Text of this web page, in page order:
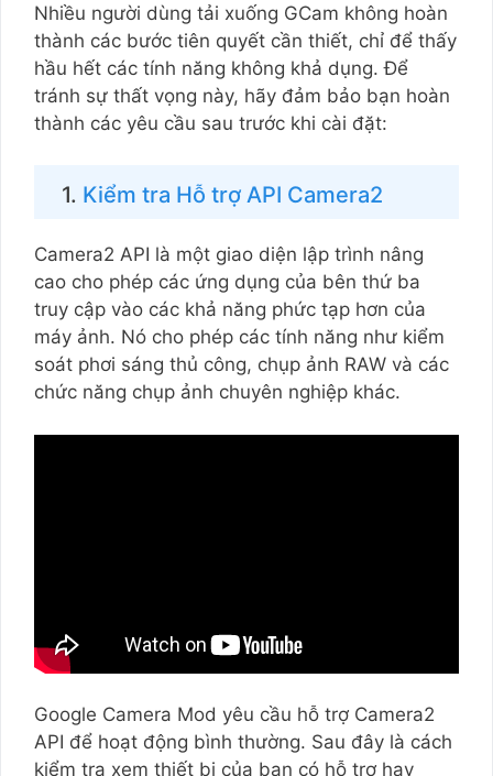
Nhiều người dùng tải xuống GCam không hoàn
thành các bước tiên quyết cần thiết, chỉ để thấy
hầu hết các tính năng không khả dụng. Để
tránh sự thất vọng này, hãy đảm bảo bạn hoàn
thành các yêu cầu sau trước khi cài đặt:
1. Kiểm tra Hỗ trợ API Camera2
Camera2 API là một giao diện lập trình nâng
cao cho phép các ứng dụng của bên thứ ba
truy cập vào các khả năng phức tạp hơn của
máy ảnh. Nó cho phép các tính năng như kiểm
soát phơi sáng thủ công, chụp ảnh RAW và các
chức năng chụp ảnh chuyên nghiệp khác.
Google Camera Mod yêu cầu hỗ trợ Camera2
API để hoạt động bình thường. Sau đây là cách
kiểm tra xem thiết bị của bạn có hỗ trợ hay